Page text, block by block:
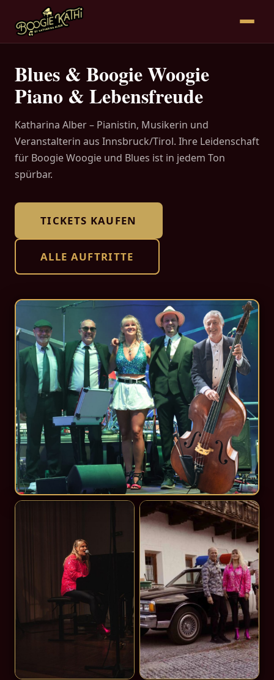
Blues & Boogie Woogie
Piano & Lebensfreude
Katharina Alber – Pianistin, Musikerin und
Veranstalterin aus Innsbruck/Tirol. Ihre Leidenschaft
für Boogie Woogie und Blues ist in jedem Ton
spürbar.
TICKETS KAUFEN
ALLE AUFTRITTE